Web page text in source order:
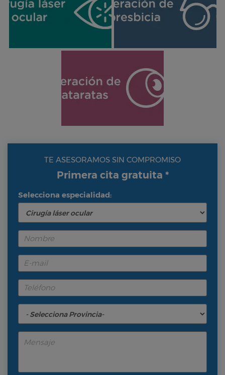
TE ASESORAMOS SIN COMPROMISO
Primera cita gratuita *
Selecciona especialidad: